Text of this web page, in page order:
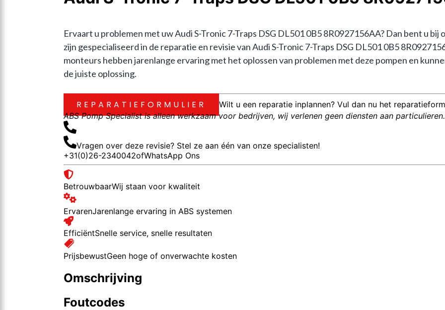
Ervaart u problemen met uw Audi S-Tronic 7-Traps DSG DL501 0B5 8R0927156AA? Dan bent u bij
zijn gespecialiseerd in de reparatie en revisie van Audi S-Tronic 7-Traps DSG DL501 0B5
monteurs hebben jarenlange ervaring met het oplossen van problemen met deze pompen en
de juiste oplossing.
REPARATIEFORMULIER
Wilt u een reparatie inplannen? Vul dan nu het
ABS Pomp Specialist is alleen werkzaam voor bedrijven, wij verlenen geen diensten aan particulieren.
Vragen over deze revisie? Stel ze aan één van onze specialisten!
+31(0)26-2340042ofWhatsApp Ons
BetrouwbaarWij staan voor kwaliteit
ErvarenJarenlange ervaring in ABS systemen
EfficiëntSnelle service, snelle resultaten
PrijsbewustGeen hoge of onverwachte kosten
Omschrijving
Foutcodes